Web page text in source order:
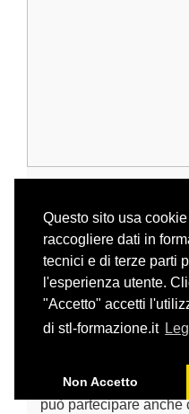
Questo sito usa
raccogliere dati in
tecnici e di terze parti
l'esperienza utente.
"Accetto" accetti
di stl-formazione.it
Non Accetto
PERCORSO ON
FORMAZIONE PER
TRADUTTORI
La masterclass è
neolaureati, traduttori
traduttori già operanti
Trattandosi di un
può partecipare anche